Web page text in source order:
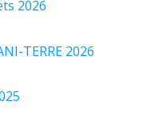
2026
TERRE 2026